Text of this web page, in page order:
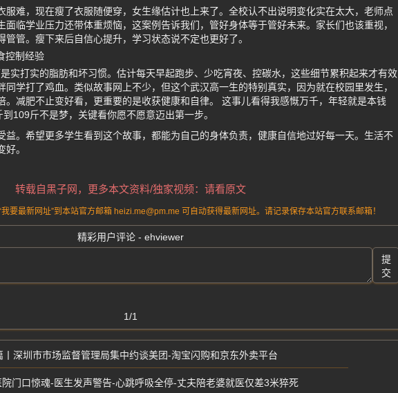
服难，现在瘦了衣服随便穿，女生缘估计也上来了。全校认不出说明变化实在太大，老师点
面临学业压力还带体重烦恼，这案例告诉我们，管好身体等于管好未来。家长们也该重视，
管。瘦下来后自信心提升，学习状态说不定也更好了。
控制经验
实打实的脂肪和坏习惯。估计每天早起跑步、少吃宵夜、控碳水，这些细节累积起来才有效
学打了鸡血。类似故事网上不少，但这个武汉高一生的特别真实，因为就在校园里发生，
。减肥不止变好看，更重要的是收获健康和自律。 这事儿看得我感慨万千，年轻就是本钱
109斤不是梦，关键看你愿不愿意迈出第一步。
益。希望更多学生看到这个故事，都能为自己的身体负责，健康自信地过好每一天。生活不
。
转载自黑子网，更多本文资料/独家视频：请看原文
要最新网址”到本站官方邮箱 heizi.me@pm.me 可自动获得最新网址。请记录保存本站官方联系邮箱！
精彩用户评论 - ehviewer
提
交
1/1
深圳市市场监督管理局集中约谈美团-淘宝闪购和京东外卖平台
院门口惊魂-医生发声警告-心跳呼吸全停-丈夫陪老婆就医仅差3米猝死